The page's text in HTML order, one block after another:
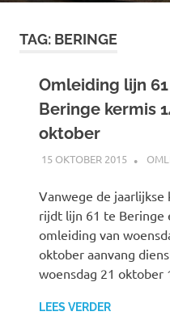
TAG: BERINGE
Omleiding lijn 61
Beringe kermis
oktober
15 OKTOBER 2015
Vanwege de jaarlijkse
rijdt lijn 61 te Beringe
omleiding van
oktober aanvang
woensdag 21 oktober
LEES VERDER